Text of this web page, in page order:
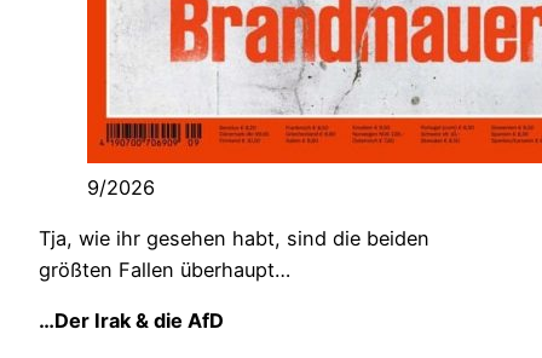
9/2026
Tja, wie ihr gesehen habt, sind die beiden
größten Fallen überhaupt…
…Der Irak & die AfD